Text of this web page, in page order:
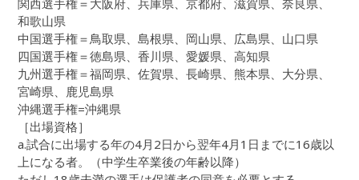
関西選手権＝大阪府、兵庫県、京都府、滋賀県、奈良県、
和歌山県
中国選手権＝鳥取県、島根県、岡山県、広島県、山口県
四国選手権＝徳島県、香川県、愛媛県、高知県
九州選手権＝福岡県、佐賀県、長崎県、熊本県、大分県、
宮崎県、鹿児島県
沖縄選手権=沖縄県
［出場資格］
a.試合に出場する年の4月2日から翌年4月1日までに16歳以
上になる者。（中学生卒業後の年齢以降）